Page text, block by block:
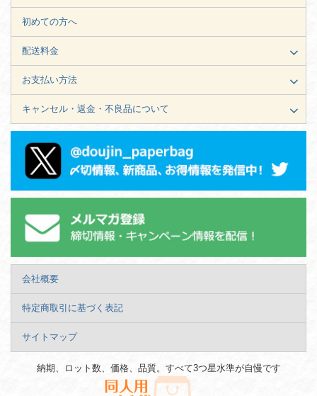
初めての方へ
配送料金
お支払い方法
キャンセル・返金・不良品について
会社概要
特定商取引に基づく表記
サイトマップ
納期、ロット数、価格、品質。すべて3つ星水準が自慢です